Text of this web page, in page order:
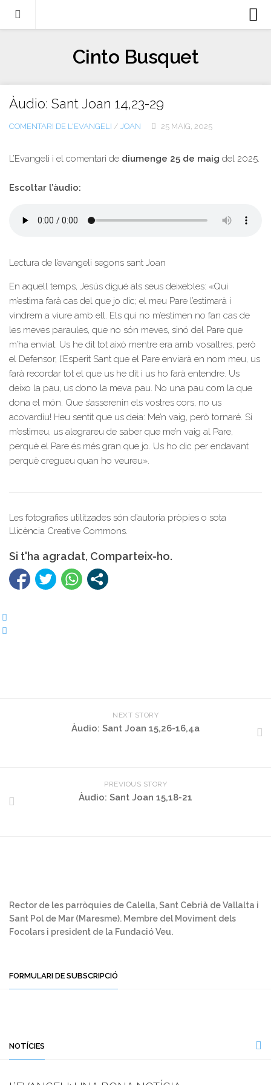
Llibres
Escrits-articles
Notícies
Contacte
Cinto Busquet
Àudio: Sant Joan 14,23-29
COMENTARI DE L'EVANGELI / JOAN 25 MAIG, 2025
L’Evangeli i el comentari de diumenge 25 de maig del 2025.
Escoltar l’àudio:
Lectura de l’evangeli segons sant Joan
En aquell temps, Jesús digué als seus deixebles: «Qui
m’estima farà cas del que jo dic; el meu Pare l’estimarà i
vindrem a viure amb ell. Els qui no m’estimen no fan cas de
les meves paraules, que no són meves, sinó del Pare que
m’ha enviat. Us he dit tot això mentre era amb vosaltres, però
el Defensor, l’Esperit Sant que el Pare enviarà en nom meu, us
farà recordar tot el que us he dit i us ho farà entendre. Us
deixo la pau, us dono la meva pau. No una pau com la que
dona el món. Que s’asserenin els vostres cors, no us
acovardiu! Heu sentit que us deia: Me’n vaig, però tornaré. Si
m’estimeu, us alegrareu de saber que me’n vaig al Pare,
perquè el Pare és més gran que jo. Us ho dic per endavant
perquè cregueu quan ho veureu».
Les fotografies utilitzades són d’autoria pròpies o sota
Llicència Creative Commons.
Si t'ha agradat, Comparteix-ho.
NEXT STORY
Àudio: Sant Joan 15,26-16,4a
PREVIOUS STORY
Àudio: Sant Joan 15,18-21
Rector de les parròquies de Calella, Sant Cebrià de Vallalta i
Sant Pol de Mar (Maresme). Membre del Moviment dels
Focolars i president de la Fundació Veu.
FORMULARI DE SUBSCRIPCIÓ
NOTÍCIES